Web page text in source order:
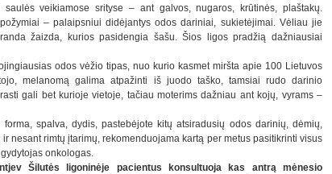
saulės veikiamose srityse – ant galvos, nugaros, krūtinės, plaštakų.
– palaipsniui didėjantys odos dariniai, sukietėjimai. Vėliau jie
žaizda, kurios pasidengia šašu. Šios ligos pradžią dažniausiai
odos vėžio tipas, nuo kurio kasmet miršta apie 100 Lietuvos
melanomą galima atpažinti iš juodo taško, tamsiai rudo darinio
gali bet kurioje vietoje, tačiau moterims dažniau ant kojų, vyrams –
forma, spalva, dydis, pastebėjote kitų atsiradusių odos darinių, dėmių,
nesant rimtų įtarimų, rekomenduojama kartą per metus pasitikrinti visus
onkologas.
Šilutės ligoninėje pacientus konsultuoja kas antrą mėnesio